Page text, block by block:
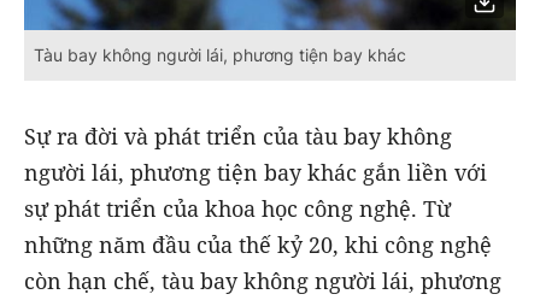
Tàu bay không người lái, phương tiện bay khác
Sự ra đời và phát triển của tàu bay không
người lái, phương tiện bay khác gắn liền với
sự phát triển của khoa học công nghệ. Từ
những năm đầu của thế kỷ 20, khi công nghệ
còn hạn chế, tàu bay không người lái, phương